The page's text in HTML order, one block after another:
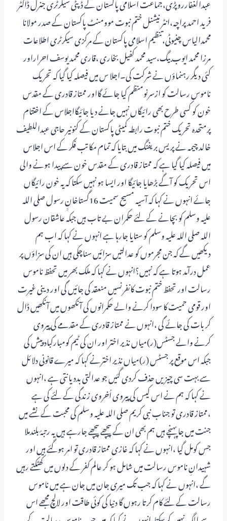
فرید احمد پراچہ،انٹر نیشنل ختم نبوت موومنٹ پاکستان کے صدر مولانا
محمدالیاس چنیوٹی،تنظیم اسلامی پاکستان کے مرکزی سیکرٹری اطلاعات
مرزا محمد ایوب بیگ،سید محمد کفیل بخاری ،قاری محمد یوسف احراراور
کئی دیگر رہنماؤں نے شرکت کی۔اجلا س میں فیصلہ کیا گیا کہ تحریک
ناموس رسالت کو ازسرنومنظم کیا جائے گااور ممتاز قادری کے مقدس
خون کو کسی طرح بھی رائیگاں نہیں جانے دیا جائیگااجلاس کے اختتام
پرمتحدہ تحریک ختم نبوت رابطہ کمیٹی پاکستان کے کنونیر حاجی عبداللطیف
خالد چیمہ نے پریس بریفنگ میں بتایا کہ تمام مکاتب فکر کے اس اجلاس
میں فیصلہ کیا گیا ہے کہ ممتاز قادری کے مقدس خون سے پیدا ہونے والی
اس تحریک کو آگے بڑھایا جائیگا اور ایسا ہو نہیں سکتا کہ یہ خون رائیگاں
جائے انہوں نے کہا کہ آسیہ مسیح سمیت 16گستاخانِِ رسول صلی اللہ
علیہ وسلم کو بچانے کے لئے حکمران بے تاب ہیں جبکہ عاشقان رسول
اللہ صلی اللہ علیہ وسلم کو ستایا جارہا ہے انہوں نے کہا کہ اب ہم
دیکھیں گے کہ جن مجرموں کو عدالتیں سزائیں سناچکی ہیں ان کی سزاؤں پر
عمل درآمد ہوتا ہے کہ نہیں؟انہوں نے کہا کہ ملک بھر میں تحفظ ناموس
رسالت اور تحفظ ختم نبوت کانفرنسیں منعقد کی جائیں گی اور دینی غیرت
اور قومی حمیت کا سودا کرنے والے حکمرانوں کی آنکھوں میں آنکھیں ڈال
کر بات کی جائے گی ،انہوں نے ممتاز قادری کے مقدمے کی پیروی
کرنے والے جسٹس(ر)میاں نذیر اختر اور ان کی ٹیم کومبارکباد پیش کی
جبکہ اس موقع پر جسٹس (ر)میاں نذیر اخترنے کہا کہ میرے قانونی دلائل
سے بہت سی چیزیں حذف کردی گئیں جو عدالتی بددیانتی ہے ،انہوں
نے کہا کہ ہم نے اس کیس کی پیروی اُخروی زندگی کے لئے کی ہے
،ممتاز قادری تو جناب نبی کریم صلی اللہ علیہ وسلم کی محبت کے نشے میں
جنت میں جا پہنچے ہیں ہم بھی ان کے پیچھے پیچھے جارہے ہیں یہ رتبۂ بلندملا
جس کومل گیا ،انہوں نے کہا کہ غازی ممتاز قادری تو امر ہوگئے ہیں اور
شہیدانِ ناموس رسالت میں شامل ہو کر عالم کفر کے دلوں میں کھٹکتے رہیں
گے ،انہوں نے کہا کہ جب تک میری جان میں جان ہے میں ناموس
رسالت کے لئے کام کرتا رہوں گا دنیا کی کوئی طاقت اور لالچ مجھے اس